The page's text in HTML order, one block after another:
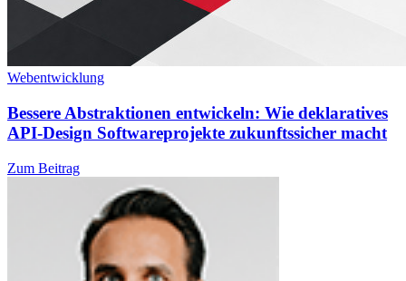
Webentwicklung
Bessere Abstraktionen entwickeln: Wie deklaratives
API-Design Softwareprojekte zukunftssicher macht
Zum Beitrag